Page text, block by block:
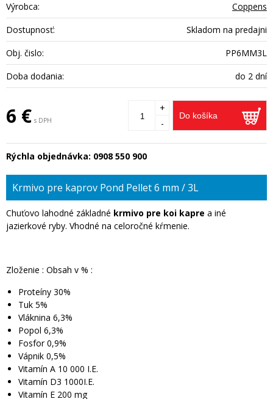
Výrobca:
Coppens
Dostupnosť:
Skladom na predajni
Obj. čislo:
PP6MM3L
Doba dodania:
do 2 dní
6 € s DPH Do košíka
+
-
Rýchla objednávka: 0908 550 900
Krmivo pre kaprov Pond Pellet 6 mm / 3L
Chuťovo lahodné základné krmivo pre koi kapre a iné
jazierkové ryby. Vhodné na celoročné kŕmenie.
Zloženie : Obsah v % :
Proteíny 30%
Tuk 5%
Vláknina 6,3%
Popol 6,3%
Fosfor 0,9%
Vápnik 0,5%
Vitamín A 10 000 I.E.
Vitamín D3 1000I.E.
Vitamín E 200 mg